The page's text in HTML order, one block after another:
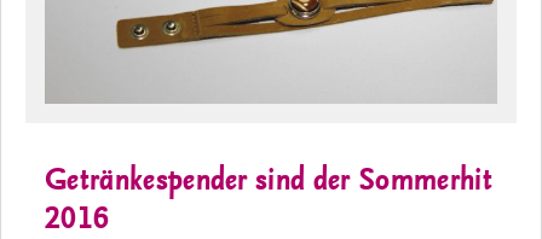
Getränkespender sind der Sommerhit
2016